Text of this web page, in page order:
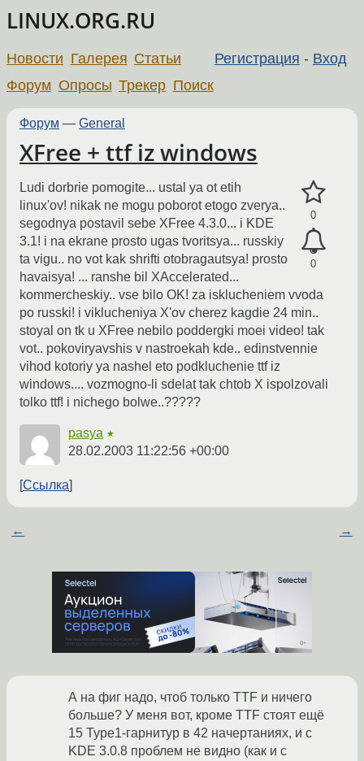
LINUX.ORG.RU
Регистрация - Вход
Новости Галерея Статьи
Форум Опросы Трекер Поиск
Форум — General
XFree + ttf iz windows
0
0
Ludi dorbrie pomogite... ustal ya ot etih
linux'ov! nikak ne mogu poborot etogo zverya..
segodnya postavil sebe XFree 4.3.0... i KDE
3.1! i na ekrane prosto ugas tvoritsya... russkiy
ta vigu.. no vot kak shrifti otobragautsya! prosto
havaisya! ... ranshe bil XAccelerated...
kommercheskiy.. vse bilo OK! za isklucheniem vvoda
po russki! i viklucheniya X'ov cherez kagdie 24 min..
stoyal on tk u XFree nebilo poddergki moei video! tak
vot.. pokoviryavshis v nastroekah kde.. edinstvennie
vihod kotoriy ya nashel eto podkluchenie ttf iz
windows.... vozmogno-li sdelat tak chtob X ispolzovali
tolko ttf! i nichego bolwe..?????
pasya ★
28.02.2003 11:22:56 +00:00
Ссылка
← →
А на фиг надо, чтоб только TTF и ничего
больше? У меня вот, кроме TTF стоят ещё
15 Type1-гарнитур в 42 начертаниях, и с
KDE 3.0.8 проблем не видно (как и с